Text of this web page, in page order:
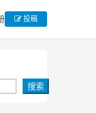
投稿
搜索